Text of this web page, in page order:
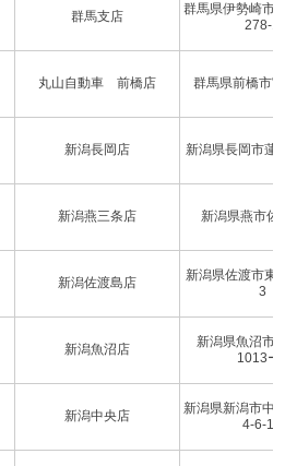
群馬支店
群馬県伊勢崎市
278-1
丸山自動車 前橋店 群馬県前橋市
新潟長岡店 新潟県長岡市蓮
新潟燕三条店 新潟県燕市佐
新潟佐渡島店
新潟県佐渡市東
3
新潟魚沼店
新潟県魚沼市
1013ー
新潟中央店
新潟県新潟市中
4-6-15